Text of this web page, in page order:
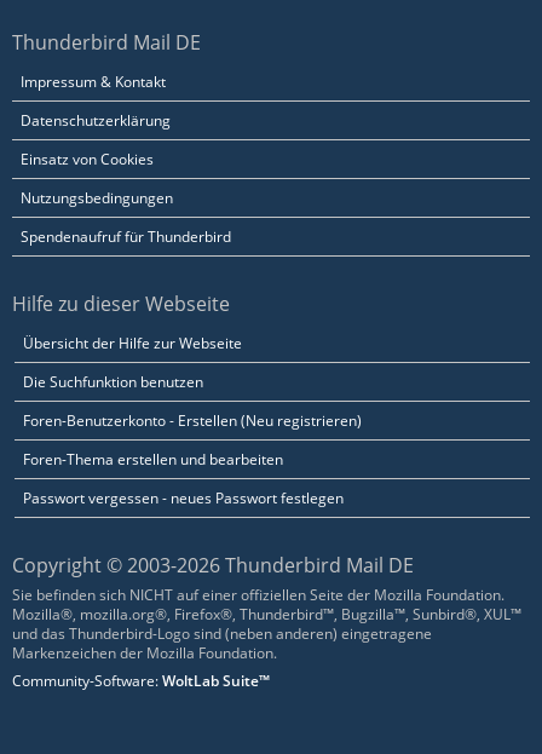
Thunderbird Mail DE
Impressum & Kontakt
Datenschutzerklärung
Einsatz von Cookies
Nutzungsbedingungen
Spendenaufruf für Thunderbird
Hilfe zu dieser Webseite
Übersicht der Hilfe zur Webseite
Die Suchfunktion benutzen
Foren-Benutzerkonto - Erstellen (Neu registrieren)
Foren-Thema erstellen und bearbeiten
Passwort vergessen - neues Passwort festlegen
Copyright © 2003-2026 Thunderbird Mail DE
Sie befinden sich NICHT auf einer offiziellen Seite der Mozilla Foundation.
Mozilla®, mozilla.org®, Firefox®, Thunderbird™, Bugzilla™, Sunbird®, XUL™
und das Thunderbird-Logo sind (neben anderen) eingetragene
Markenzeichen der Mozilla Foundation.
Community-Software:WoltLab Suite™